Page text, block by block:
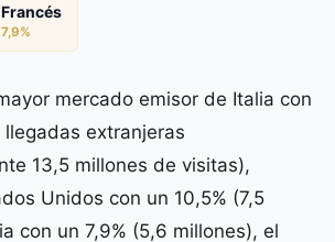
Francés
7,9%
mercado emisor de Italia con
llegadas extranjeras
13,5 millones de visitas),
Unidos con un 10,5% (7,5
con un 7,9% (5,6 millones), el